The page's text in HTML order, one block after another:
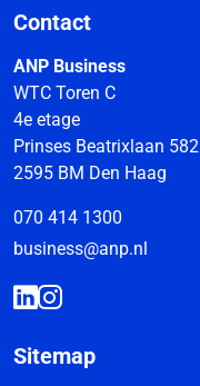
Contact
ANP Business
WTC Toren C
4e etage
Prinses Beatrixlaan 582
2595 BM Den Haag
070 414 1300
business@anp.nl
Sitemap